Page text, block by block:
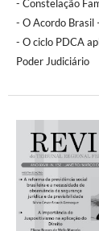
- Constelação
- O Acordo Brasil
- O ciclo PDCA
Poder Judiciário